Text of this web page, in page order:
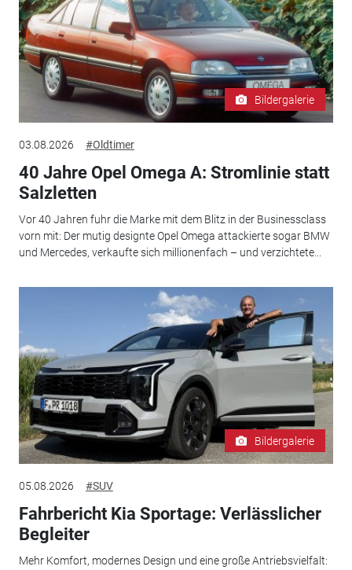
Bildergalerie
03.08.2026 #Oldtimer
40 Jahre Opel Omega A: Stromlinie statt
Salzletten
Vor 40 Jahren fuhr die Marke mit dem Blitz in der Businessclass
vorn mit: Der mutig designte Opel Omega attackierte sogar BMW
und Mercedes, verkaufte sich millionenfach – und verzichtete...
Bildergalerie
05.08.2026 #SUV
Fahrbericht Kia Sportage: Verlässlicher
Begleiter
Mehr Komfort, modernes Design und eine große Antriebsvielfalt: